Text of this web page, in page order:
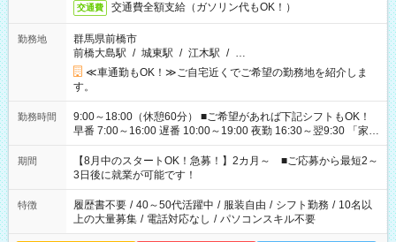
交通費 交通費全額支給（ガソリン代もOK！）
勤務地
群馬県前橋市
前橋大島駅 / 城東駅 / 江木駅 / …
≪車通勤もOK！≫ご自宅近くでご希望の勤務地を紹介しま
す。
勤務時間
9:00～18:00（休憩60分） ■ご希望があれば下記シフトもOK！
早番 7:00～16:00 遅番 10:00～19:00 夜勤 16:30～翌9:30 「家族
と休みを合わせたい」 「余裕を持って夕飯の準備がしたい」
「できれば残業はしたくない」 など、ご希望を教えてください
ね。 ※Wワーク希望の方へ 今ご覧のお仕事で希望する勤務時間
と、もう1つのお仕事の勤務時間。 合計で週40時間を超える場
合は応募できません。
期間
【8月中のスタートOK！急募！】2カ月～ ■ご応募から最短2～
3日後に就業が可能です！
特徴 履歴書不要 / 40～50代活躍中 / 服装自由 / シフト勤務 / 10名以
上の大量募集 / 電話対応なし / パソコンスキル不要